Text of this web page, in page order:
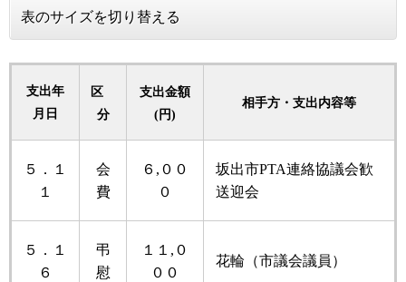
表のサイズを切り替える
支出年
月日
区
分
支出金額
(円)
相手方・支出内容等
５．１
１
会
費
６,００
０
坂出市PTA連絡協議会歓
送迎会
５．１
６
弔
慰
１１,０
００
花輪（市議会議員）